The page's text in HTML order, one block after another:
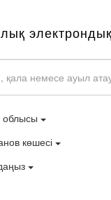
облысы
көшесі